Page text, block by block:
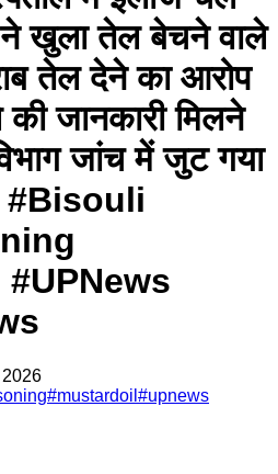
ने खुला तेल बेचने वाले
तेल देने का आरोप
जानकारी मिलने
जांच में जुट गया
#Bisouli
#mustardoil #upnews